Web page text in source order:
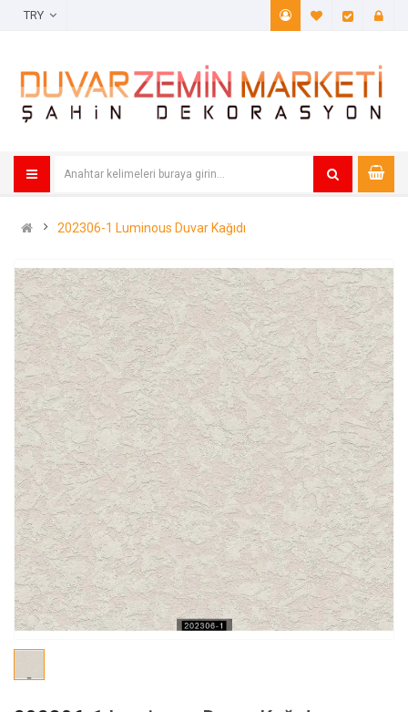
A. Listem
202306-1 Luminous Duvar Kağıdı